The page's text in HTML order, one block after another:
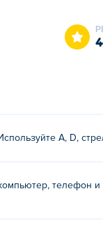
средств,
настоящим
D или клавиши
Это их первая
A, D,
телефон и